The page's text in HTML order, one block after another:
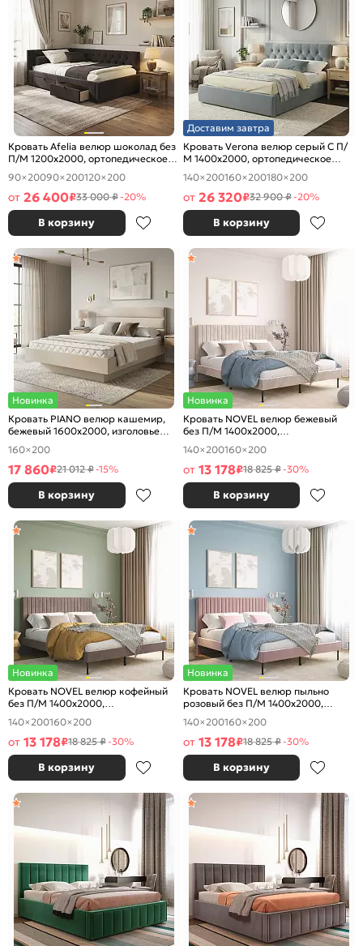
Кровать Afelia велюр шоколад без
П/М 1200x2000, ортопедическое
основание, изголовье мягкое
90×20090×200120×200
от 26 400₽33 000 ₽-20%
В корзину
Доставим завтра
Кровать Verona велюр серый С П/
М 1400x2000, ортопедическое
основание, изголовье мягкое
140×200160×200180×200
от 26 320₽32 900 ₽-20%
В корзину
Новинка
Кровать PIANO велюр кашемир,
бежевый 1600x2000, изголовье
мягкое
160×200
17 860₽21 012 ₽-15%
В корзину
Новинка
Кровать NOVEL велюр бежевый
без П/М 1400x2000,
ортопедическое основание,
изголовье мягкое
140×200160×200
от 13 178₽18 825 ₽-30%
В корзину
Новинка
Кровать NOVEL велюр кофейный
без П/М 1400x2000,
ортопедическое основание,
изголовье мягкое
140×200160×200
от 13 178₽18 825 ₽-30%
В корзину
Новинка
Кровать NOVEL велюр пыльно
розовый без П/М 1400x2000,
ортопедическое основание,
изголовье мягкое
140×200160×200
от 13 178₽18 825 ₽-30%
В корзину